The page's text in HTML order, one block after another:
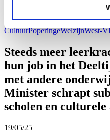
het leerecosysteem Aster, met
Lees meer
CultuurPoperingeWelzijnWest-
Steeds meer
hun job in het
met andere
Minister schrapt
scholen en
19/05/25